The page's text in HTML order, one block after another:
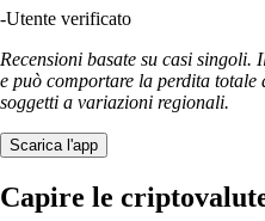
-Utente verificato
Recensioni basate su casi
e può comportare la perdita
soggetti a variazioni regionali.
Scarica l'app
Capire le